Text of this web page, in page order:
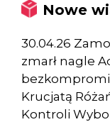
Nowe
30.04.26
zmarł nagle
Krucjatą
Kontroli